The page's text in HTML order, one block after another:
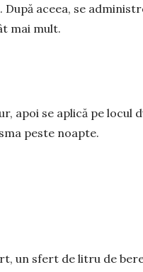
aceea, se
mai mult.
apoi se aplică pe locul
peste noapte.
un sfert de litru de